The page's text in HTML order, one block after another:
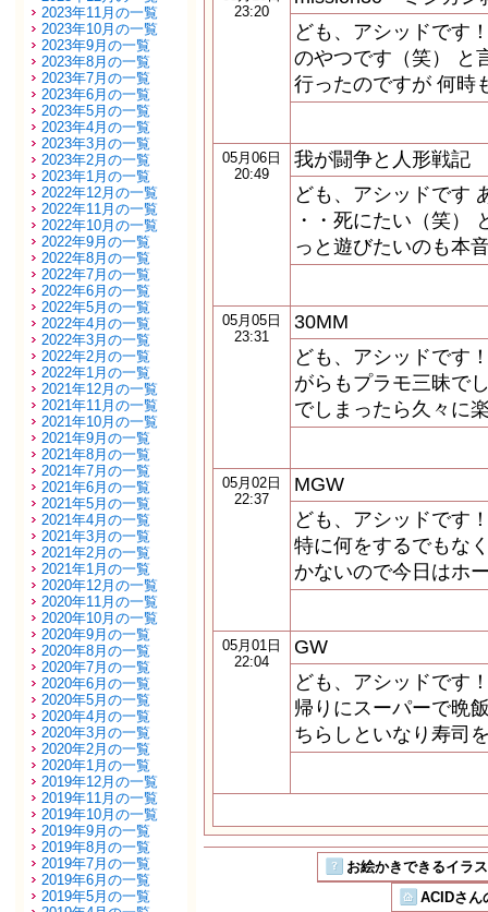
2023年11月の一覧
2023年10月の一覧
2023年9月の一覧
2023年8月の一覧
2023年7月の一覧
2023年6月の一覧
2023年5月の一覧
2023年4月の一覧
2023年3月の一覧
2023年2月の一覧
2023年1月の一覧
2022年12月の一覧
2022年11月の一覧
2022年10月の一覧
2022年9月の一覧
2022年8月の一覧
2022年7月の一覧
2022年6月の一覧
2022年5月の一覧
2022年4月の一覧
2022年3月の一覧
2022年2月の一覧
2022年1月の一覧
2021年12月の一覧
2021年11月の一覧
2021年10月の一覧
2021年9月の一覧
2021年8月の一覧
2021年7月の一覧
2021年6月の一覧
2021年5月の一覧
2021年4月の一覧
2021年3月の一覧
2021年2月の一覧
2021年1月の一覧
2020年12月の一覧
2020年11月の一覧
2020年10月の一覧
2020年9月の一覧
2020年8月の一覧
2020年7月の一覧
2020年6月の一覧
2020年5月の一覧
2020年4月の一覧
2020年3月の一覧
2020年2月の一覧
2020年1月の一覧
2019年12月の一覧
2019年11月の一覧
2019年10月の一覧
2019年9月の一覧
2019年8月の一覧
2019年7月の一覧
2019年6月の一覧
2019年5月の一覧
23:20
ども、アシッドです
のやつです（笑） と
行ったのですが 何時
05月06日
20:49
我が闘争と人形戦記
ども、アシッドです
・・死にたい（笑）
っと遊びたいのも本
05月05日
23:31
30MM
ども、アシッドです
がらもプラモ三昧で
でしまったら久々に
05月02日
22:37
MGW
ども、アシッドです
特に何をするでもな
かないので今日はホ
05月01日
22:04
GW
ども、アシッドです
帰りにスーパーで晩
ちらしといなり寿司
お絵かきできるイラ
ACIDさん